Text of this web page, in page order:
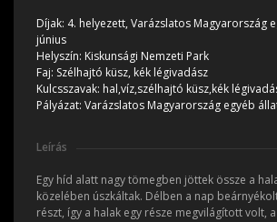
Díjak: 4. helyezett, Varázslatos Magyarország
június
Helyszín: Kiskunsági Nemzeti Park
Faj: Szélhajtó küsz, kék légivadász
Kulcsszavak: hal,víz,szélhajtó küsz,kék
Pályázat: Varázslatos Magyarország egyéb
Leírás
Egy híd alatt nagy tömegben jöttek össze a
közelében úszkáltak. Délben a nap
részt, így a halak egy része megvilágított volt,